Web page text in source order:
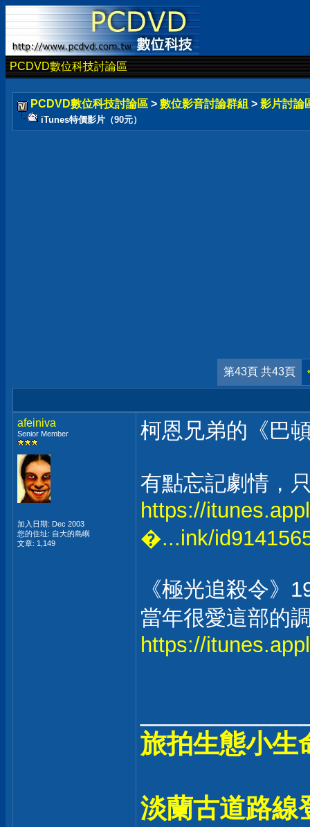
PCDVD數位科技討論區
PCDVD數位科技討論區 > 數位影音討論群組 > 影片討論
iTunes特價影片（90元）
第43頁 共43頁
afeiniva
Senior Member
加入日期: Dec 2003
您的住址: 自大的島嶼
文章: 1,149
柯恩兄弟的《巴
有點忘記劇情，
https://
�...ink/
《極光追殺令》
當年很愛這部的
https://
旅拍生態小生
淡蘭古道路線